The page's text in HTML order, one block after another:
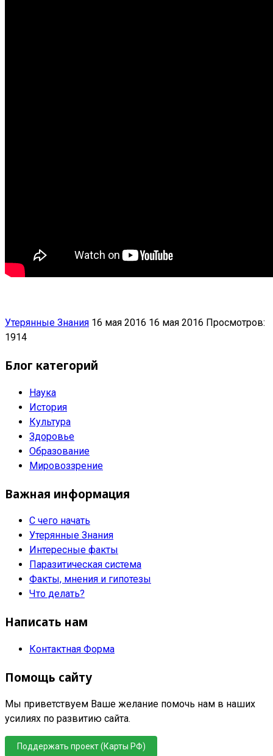
Утерянные Знания 16 мая 2016 16 мая 2016 Просмотров:
1914
Блог категорий
Наука
История
Культура
Здоровье
Образование
Мировоззрение
Важная информация
С чего начать
Утерянные Знания
Интересные факты
Паразитическая система
Факты, мнения и гипотезы
Что делать?
Написать нам
Контактная Форма
Помощь сайту
Мы приветствуем Ваше желание помочь нам в наших
усилиях по развитию сайта.
Поддержать проект (Карты РФ)